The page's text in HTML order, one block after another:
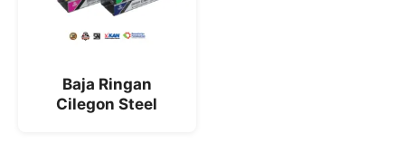
Baja Ringan
Cilegon Steel